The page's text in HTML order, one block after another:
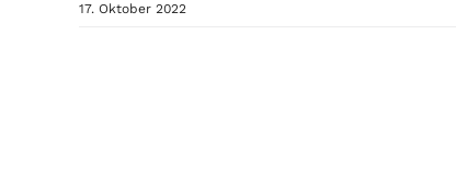
17. Oktober 2022